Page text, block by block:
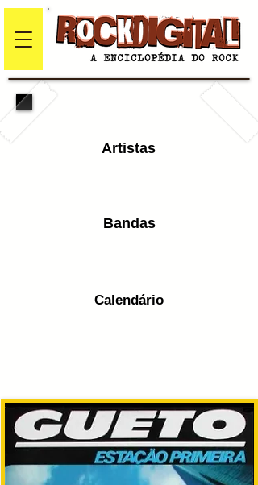
Artistas
Bandas
Calendário